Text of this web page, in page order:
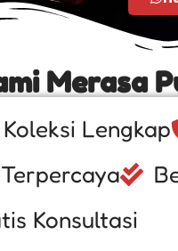
Merasa
Koleksi Lengkap
Terpercaya
Konsultasi